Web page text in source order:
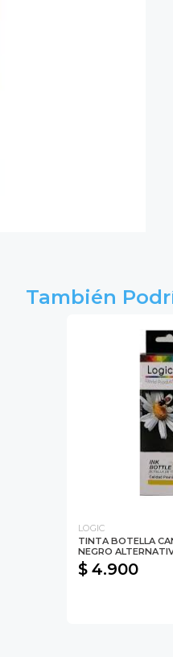
También
LOGIC
TINTA BOTELLA
NEGRO
$ 4.900